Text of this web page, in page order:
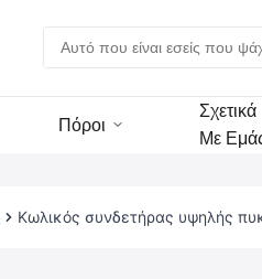
Πόροι
Σχετικά
Με
Κωλικός συνδετήρας υψηλής